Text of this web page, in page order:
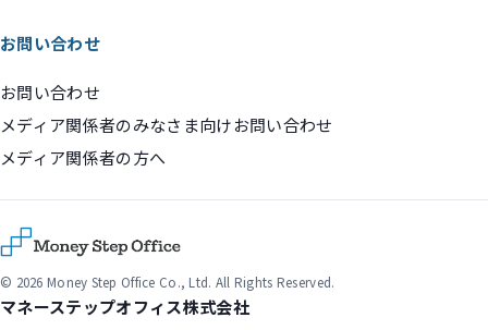
お問い合わせ
お問い合わせ
メディア関係者のみなさま向けお問い合わせ
メディア関係者の方へ
© 2026 Money Step Office Co., Ltd. All Rights Reserved.
マネーステップオフィス株式会社